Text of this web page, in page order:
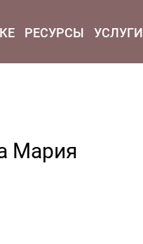
РЕСУРСЫ УСЛУГИ
Мария